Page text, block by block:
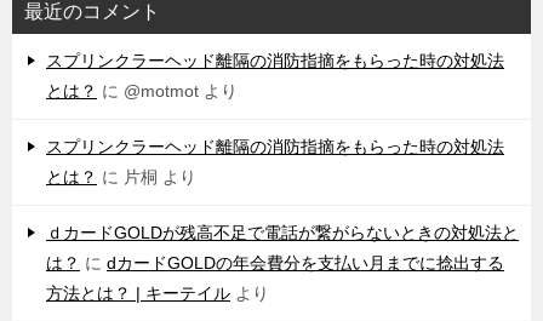
最近のコメント
スプリンクラーヘッド離隔の消防指摘をもらった時の対処法
とは？ に @motmot より
スプリンクラーヘッド離隔の消防指摘をもらった時の対処法
とは？ に 片桐 より
ｄカードGOLDが残高不足で電話が繋がらないときの対処法と
は？ に dカードGOLDの年会費分を支払い月までに捻出する
方法とは？ | キーテイル より